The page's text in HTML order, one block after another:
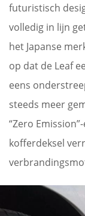
futuristisch
volledig in lijn
het Japanse
op dat de Leaf
eens
steeds meer
“Zero
kofferdeksel